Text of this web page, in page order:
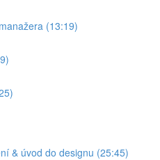
(13:19)
& úvod do designu (25:45)